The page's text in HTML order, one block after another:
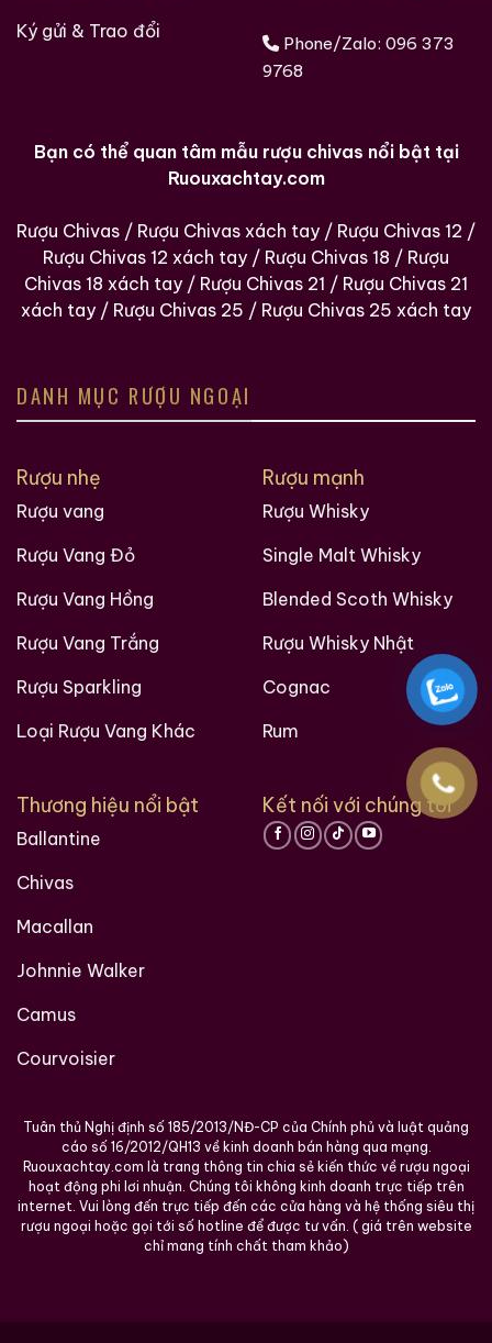
Ký gửi & Trao đổi
Phone/Zalo: 096 373
9768
Bạn có thể quan tâm mẫu rượu chivas nổi bật tại
Ruouxachtay.com
Rượu Chivas / Rượu Chivas xách tay / Rượu Chivas 12 /
Rượu Chivas 12 xách tay / Rượu Chivas 18 / Rượu
Chivas 18 xách tay / Rượu Chivas 21 / Rượu Chivas 21
xách tay / Rượu Chivas 25 / Rượu Chivas 25 xách tay
DANH MỤC RƯỢU NGOẠI
Rượu nhẹ
Rượu vang
Rượu Vang Đỏ
Rượu Vang Hồng
Rượu Vang Trắng
Rượu Sparkling
Loại Rượu Vang Khác
Rượu mạnh
Rượu Whisky
Single Malt Whisky
Blended Scoth Whisky
Rượu Whisky Nhật
Cognac
Rum
Thương hiệu nổi bật
Ballantine
Chivas
Macallan
Johnnie Walker
Camus
Courvoisier
Kết nối với chúng tôi
Tuân thủ Nghị định số 185/2013/NĐ-CP của Chính phủ và luật quảng
cáo số 16/2012/QH13 về kinh doanh bán hàng qua mạng.
Ruouxachtay.com là trang thông tin chia sẻ kiến thức về rượu ngoại
hoạt động phi lơi nhuận. Chúng tôi không kinh doanh trực tiếp trên
internet. Vui lòng đến trực tiếp đến các cửa hàng và hệ thống siêu thị
rượu ngoại hoặc gọi tới số hotline để được tư vấn. ( giá trên website
chỉ mang tính chất tham khảo)